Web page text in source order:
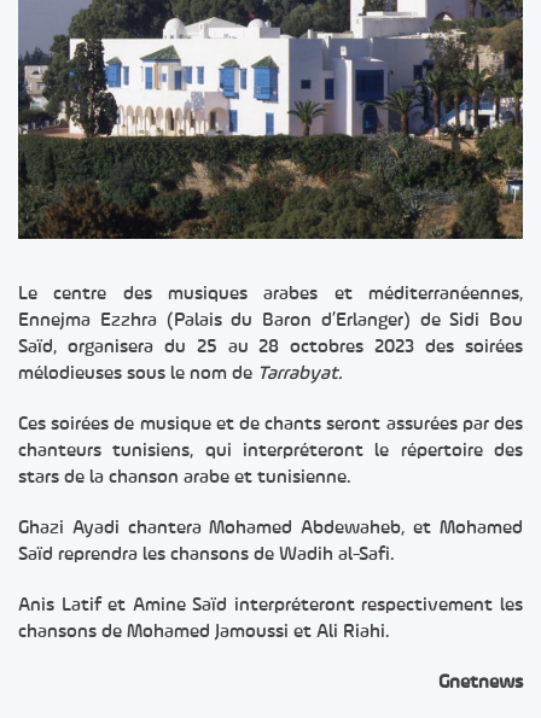
Le centre des musiques arabes et méditerranéennes,
Ennejma Ezzhra (Palais du Baron d’Erlanger) de Sidi Bou
Saïd, organisera du 25 au 28 octobres 2023 des soirées
mélodieuses sous le nom de Tarrabyat.
Ces soirées de musique et de chants seront assurées par des
chanteurs tunisiens, qui interpréteront le répertoire des
stars de la chanson arabe et tunisienne.
Ghazi Ayadi chantera Mohamed Abdewaheb, et Mohamed
Saïd reprendra les chansons de Wadih al-Safi.
Anis Latif et Amine Saïd interpréteront respectivement les
chansons de Mohamed Jamoussi et Ali Riahi.
Gnetnews